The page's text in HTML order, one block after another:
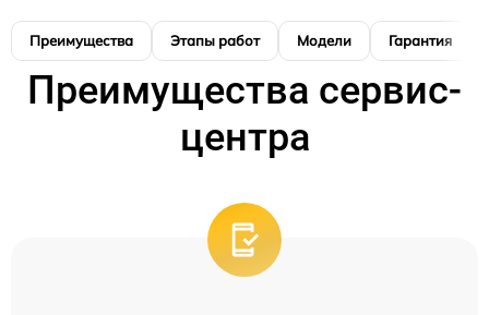
Преимущества Этапы работ Модели Гарантия
Преимущества сервис-
центра